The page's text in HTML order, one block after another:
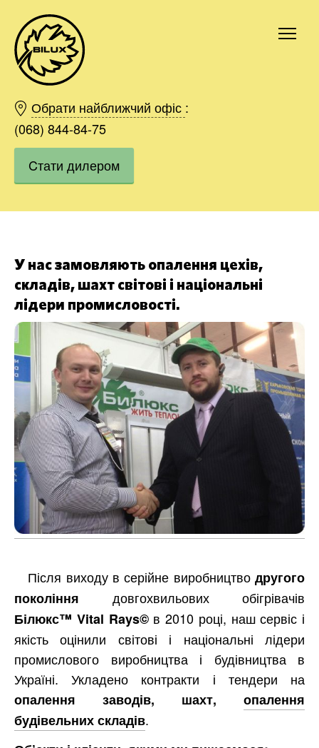
Обрати найближчий офіс :
(068) 844-84-75
Cтати дилером
У нас замовляють опалення цехів,
складів, шахт світові і національні
лідери промисловості.
Після виходу в серійне виробництво другого
покоління довгохвильових обігрівачів
Білюкс™ Vital Rays©в 2010 році, наш сервіс і
якість оцінили світові і національні лідери
промислового виробництва і будівництва в
Україні. Укладено контракти і тендери на
опалення заводів, шахт, опалення
будівельних складів.
Київ
Харків
Одесса
Дніпро
Івано-Франківськ
Область
Замовити